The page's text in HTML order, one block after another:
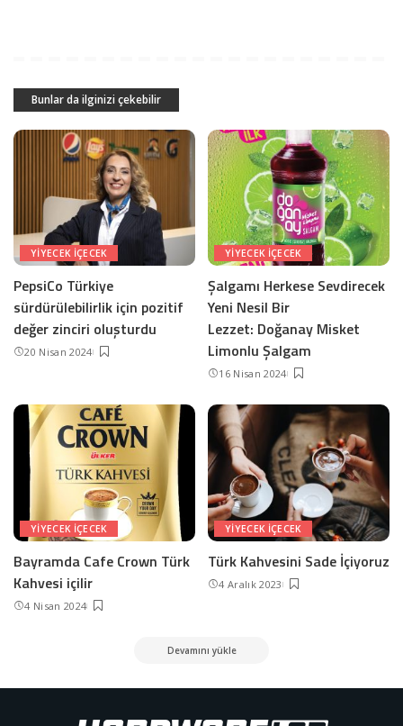
Bunlar da ilginizi çekebilir
YIYECEK IÇECEK
PepsiCo Türkiye
sürdürülebilirlik için pozitif
değer zinciri oluşturdu
20 Nisan 2024
YIYECEK IÇECEK
Şalgamı Herkese Sevdirecek
Yeni Nesil Bir
Lezzet: Doğanay Misket
Limonlu Şalgam
16 Nisan 2024
YIYECEK IÇECEK
Bayramda Cafe Crown Türk
Kahvesi içilir
4 Nisan 2024
YIYECEK IÇECEK
Türk Kahvesini Sade İçiyoruz
4 Aralık 2023
Devamını yükle